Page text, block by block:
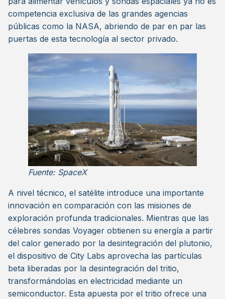
competencia exclusiva de las grandes agencias
públicas como la NASA, abriendo de par en par las
puertas de esta tecnología al sector privado.
Fuente: SpaceX
A nivel técnico, el satélite introduce una importante
innovación en comparación con las misiones de
exploración profunda tradicionales. Mientras que las
célebres sondas Voyager obtienen su energía a partir
del calor generado por la desintegración del plutonio,
el dispositivo de City Labs aprovecha las partículas
beta liberadas por la desintegración del tritio,
transformándolas en electricidad mediante un
semiconductor. Esta apuesta por el tritio ofrece una